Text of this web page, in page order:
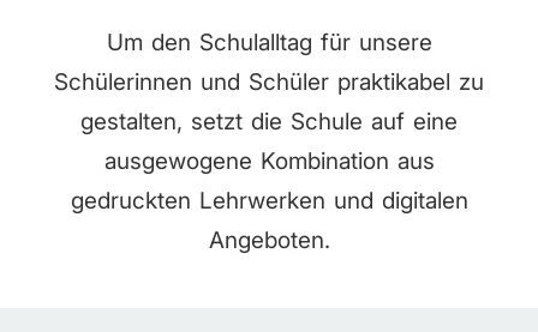
Um den Schulalltag für unsere
Schülerinnen und Schüler praktikabel zu
gestalten, setzt die Schule auf eine
ausgewogene Kombination aus
gedruckten Lehrwerken und digitalen
Angeboten.